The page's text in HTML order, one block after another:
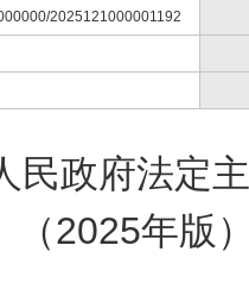
2025121000001192
民政府法定
（2025年版